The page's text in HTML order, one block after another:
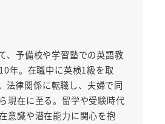
、予備校や学習塾での英語教
年。在職中に英検1級を取
法律関係に転職し、夫婦で同
現在に至る。留学や受験時代
意識や潜在能力に関心を抱